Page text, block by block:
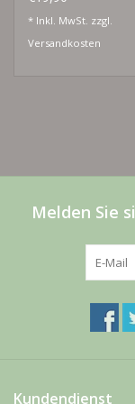
* Inkl. MwSt. zzgl.
Versandkosten
Melden Sie
Kundendienst